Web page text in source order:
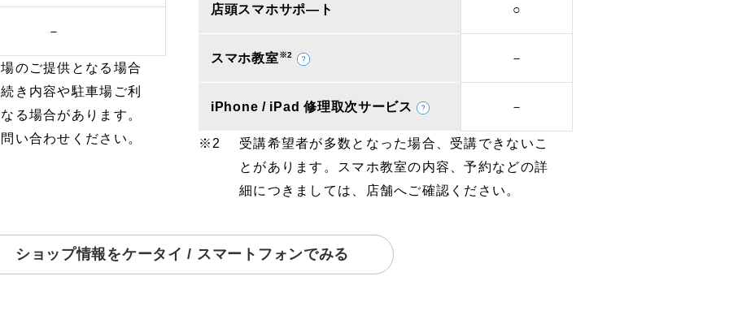
－
のご提供となる場合
き内容や駐車場ご利
る場合があります。
い合わせください。
店頭スマホサポ―ト ○
スマホ教室※2 －
iPhone / iPad 修理取次サービス －
受講希望者が多数となった場合、受講できないこ
とがあります。スマホ教室の内容、予約などの詳
細につきましては、店舗へご確認ください。
ショップ情報をケータイ / スマートフォンでみる